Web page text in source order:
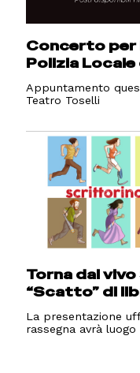
Concerto per
Polizia Locale
Appuntamento
Teatro Toselli
Torna dal
“Scatto” di
La presentazione
rassegna avrà